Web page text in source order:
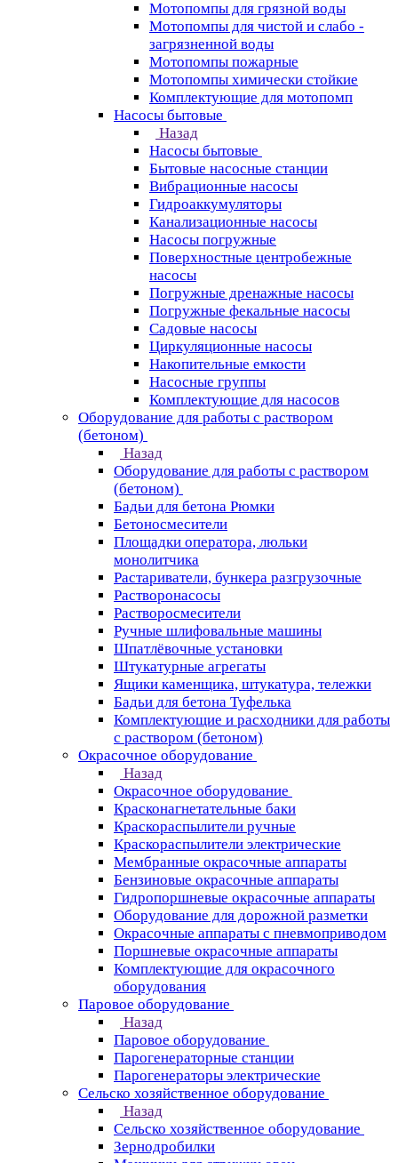
Мотопомпы для грязной воды
Мотопомпы для чистой и слабо -
загрязненной воды
Мотопомпы пожарные
Мотопомпы химически стойкие
Комплектующие для мотопомп
Насосы бытовые
Назад
Насосы бытовые
Бытовые насосные станции
Вибрационные насосы
Гидроаккумуляторы
Канализационные насосы
Насосы погружные
Поверхностные центробежные
насосы
Погружные дренажные насосы
Погружные фекальные насосы
Садовые насосы
Циркуляционные насосы
Накопительные емкости
Насосные группы
Комплектующие для насосов
Оборудование для работы с раствором
(бетоном)
Назад
Оборудование для работы с раствором
(бетоном)
Бадьи для бетона Рюмки
Бетоносмесители
Площадки оператора, люльки
монолитчика
Растариватели, бункера разгрузочные
Растворонасосы
Растворосмесители
Ручные шлифовальные машины
Шпатлёвочные установки
Штукатурные агрегаты
Ящики каменщика, штукатура, тележки
Бадьи для бетона Туфелька
Комплектующие и расходники для работы
с раствором (бетоном)
Окрасочное оборудование
Назад
Окрасочное оборудование
Красконагнетательные баки
Краскораспылители ручные
Краскораспылители электрические
Мембранные окрасочные аппараты
Бензиновые окрасочные аппараты
Гидропоршневые окрасочные аппараты
Оборудование для дорожной разметки
Окрасочные аппараты с пневмоприводом
Поршневые окрасочные аппараты
Комплектующие для окрасочного
оборудования
Паровое оборудование
Назад
Паровое оборудование
Парогенераторные станции
Парогенераторы электрические
Сельско хозяйственное оборудование
Назад
Сельско хозяйственное оборудование
Зернодробилки